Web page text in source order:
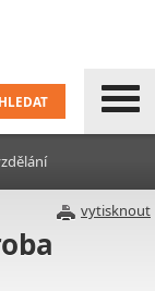
vytisknout